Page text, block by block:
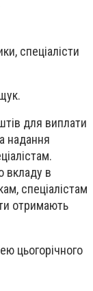
спеціалісти
для виплати
надання
вкладу в
спеціалістам
отримають
цьогорічного